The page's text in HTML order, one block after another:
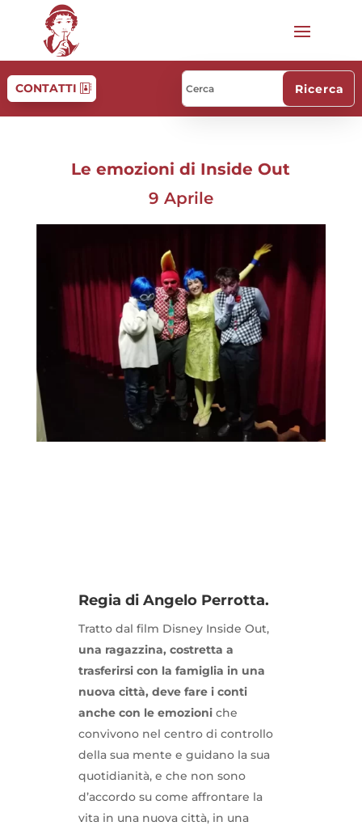
CONTATTI
Le emozioni di Inside Out
9 Aprile
Regia di Angelo Perrotta.
Tratto dal film Disney Inside Out,
una ragazzina, costretta a
trasferirsi con la famiglia in una
nuova città, deve fare i conti
anche con le emozioniche
convivono nel centro di controllo
della sua mente e guidano la sua
quotidianità, e che non sono
d’accordo su come affrontare la
vita in una nuova città, in una